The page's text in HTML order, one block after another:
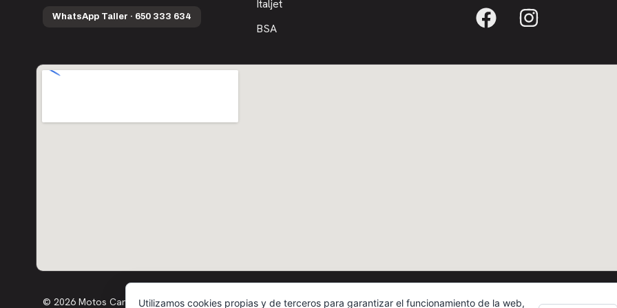
WhatsApp Taller · 650 333 634
Italjet
BSA
© 2026 Motos Carbó · Todos los derechos reservados
Utilizamos cookies propias y de terceros para garantizar el funcionamiento de la web,